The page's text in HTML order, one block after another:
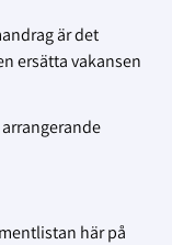
är det
ersätta vakansen
här på